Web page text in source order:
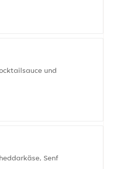
und
Senf